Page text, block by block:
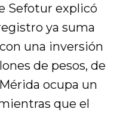
Sefotur explicó
ya suma
una inversión
de pesos, de
ocupa un
que el